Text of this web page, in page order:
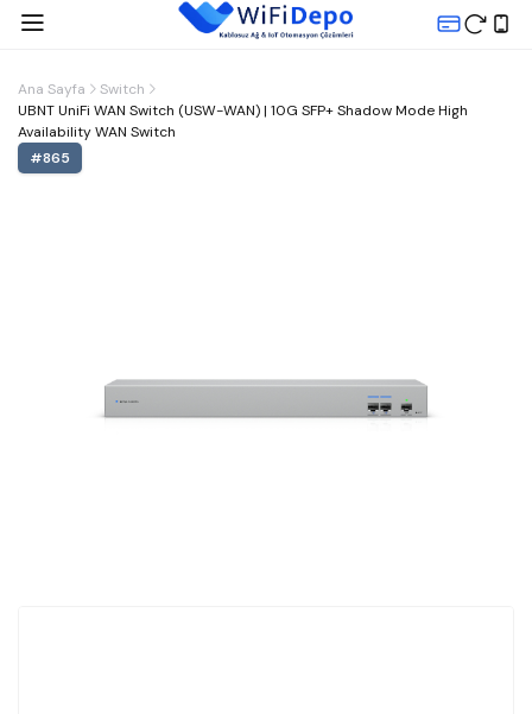
Ana Sayfa
Switch
UBNT UniFi WAN Switch (USW-WAN) | 10G SFP+ Shadow Mode High
Availability WAN Switch
#865